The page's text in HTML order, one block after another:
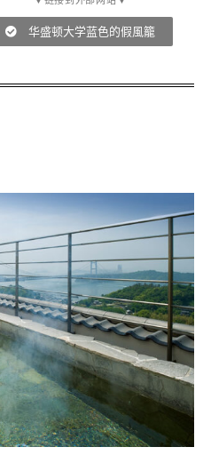
华盛顿大学蓝色的假風籠